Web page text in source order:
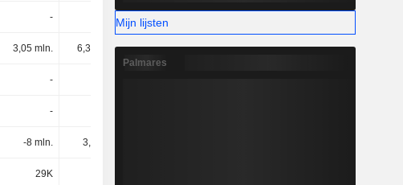
- -
3,05 mln. 6,34 mln. 6,16 mln. 11,15 mln.
-
-
-8 mln. 3,7 mln.
29K
Mijn lijsten
Palmares